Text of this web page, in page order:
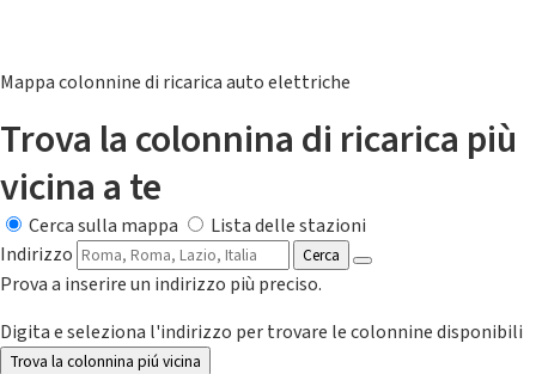
Mappa colonnine di ricarica auto elettriche
Trova la colonnina di ricarica più
vicina a te
Cerca sulla mappa
Lista delle stazioni
Indirizzo
Cerca
Prova a inserire un indirizzo più preciso.
Digita e seleziona l'indirizzo per trovare le colonnine disponibili
Trova la colonnina piú vicina